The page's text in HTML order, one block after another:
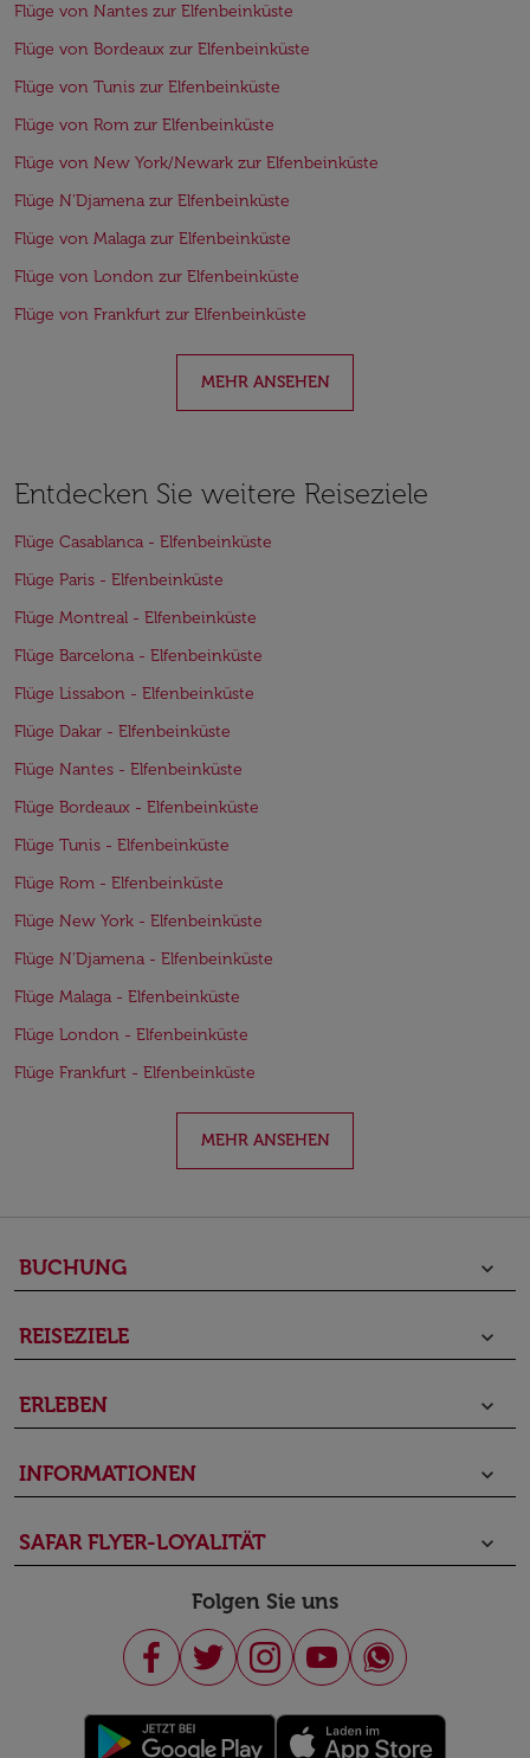
Flüge von Nantes zur Elfenbeinküste
Flüge von Bordeaux zur Elfenbeinküste
Flüge von Tunis zur Elfenbeinküste
Flüge von Rom zur Elfenbeinküste
Flüge von New York/Newark zur Elfenbeinküste
Flüge N’Djamena zur Elfenbeinküste
Flüge von Malaga zur Elfenbeinküste
Flüge von London zur Elfenbeinküste
Flüge von Frankfurt zur Elfenbeinküste
MEHR ANSEHEN
Entdecken Sie weitere Reiseziele
Flüge Casablanca - Elfenbeinküste
Flüge Paris - Elfenbeinküste
Flüge Montreal - Elfenbeinküste
Flüge Barcelona - Elfenbeinküste
Flüge Lissabon - Elfenbeinküste
Flüge Dakar - Elfenbeinküste
Flüge Nantes - Elfenbeinküste
Flüge Bordeaux - Elfenbeinküste
Flüge Tunis - Elfenbeinküste
Flüge Rom - Elfenbeinküste
Flüge New York - Elfenbeinküste
Flüge N’Djamena - Elfenbeinküste
Flüge Malaga - Elfenbeinküste
Flüge London - Elfenbeinküste
Flüge Frankfurt - Elfenbeinküste
MEHR ANSEHEN
BUCHUNG keyboard_arrow_down
REISEZIELE keyboard_arrow_down
ERLEBEN keyboard_arrow_down
INFORMATIONEN keyboard_arrow_down
SAFAR FLYER-LOYALITÄT keyboard_arrow_down
Folgen Sie uns